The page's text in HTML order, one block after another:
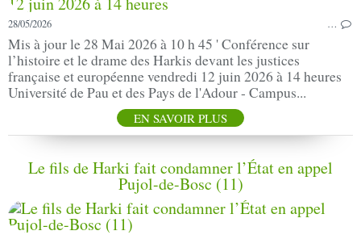
28/05/2026 …
Mis à jour le 28 Mai 2026 à 10 h 45 ' Conférence sur
l’histoire et le drame des Harkis devant les justices
française et européenne vendredi 12 juin 2026 à 14 heures
Université de Pau et des Pays de l'Adour - Campus...
EN SAVOIR PLUS
Le fils de Harki fait condamner l’État en appel
Pujol-de-Bosc (11)